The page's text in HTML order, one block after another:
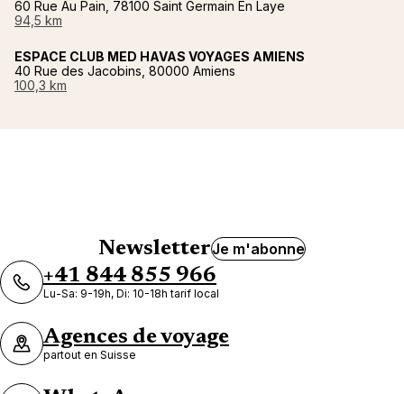
60 Rue Au Pain, 78100 Saint Germain En Laye
94,5 km
ESPACE CLUB MED HAVAS VOYAGES AMIENS
40 Rue des Jacobins, 80000 Amiens
100,3 km
NewsletterJe m'abonne
+41 844 855 966
Lu-Sa: 9-19h, Di: 10-18h tarif local
Agences de voyage
partout en Suisse